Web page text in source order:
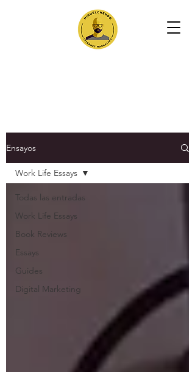
Ensayos
Todas las entradas
Work Life Essays
Book Reviews
Essays
Guides
Digital Marketing
Work Life Essays